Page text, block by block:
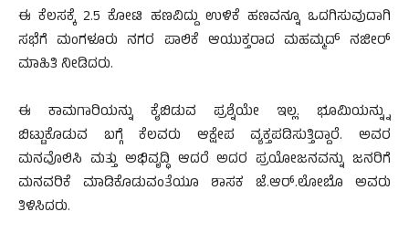
ಈ ಕೆಲಸಕ್ಕೆ 2.5 ಕೋಟಿ ಹಣವಿದ್ದು ಉಳಿಕೆ ಹಣವನ್ನೂ ಒದಗಿಸುವುದಾಗಿ
ಸಭೆಗೆ ಮಂಗಳೂರು ನಗರ ಪಾಲಿಕೆ ಆಯುಕ್ತರಾದ ಮಹಮ್ಮದ್ ನಜೀರ್
ಮಾಹಿತಿ ನೀಡಿದರು.
ಈ ಕಾಮಗಾರಿಯನ್ನು ಕೈಬಿಡುವ ಪ್ರಶ್ನೆಯೇ ಇಲ್ಲ. ಭೂಮಿಯನ್ನ್ನು
ಬಿಟ್ಟುಕೊಡುವ ಬಗ್ಗೆ ಕೆಲವರು ಆಕ್ಷೇಪ ವ್ಯಕ್ತಪಡಿಸುತ್ತಿದ್ದಾರೆ. ಅವರ
ಮನವೊಲಿಸಿ ಮತ್ತು ಅಭಿವೃದ್ಧಿ ಆದರೆ ಅದರ ಪ್ರಯೋಜನವನ್ನು ಜನರಿಗೆ
ಮನವರಿಕೆ ಮಾಡಿಕೊಡುವಂತೆಯೂ ಶಾಸಕ ಜೆ.ಆರ್.ಲೋಬೊ ಅವರು
ತಿಳಿಸಿದರು.